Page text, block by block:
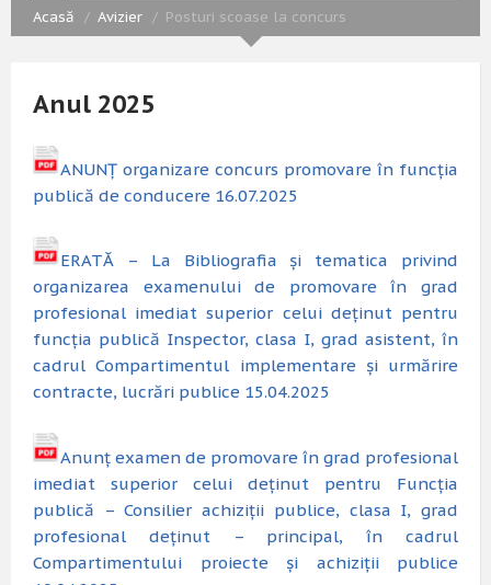
Acasă Avizier Posturi scoase la concurs
Anul 2025
ANUNȚ organizare concurs promovare în funcția
publică de conducere 16.07.2025
ERATĂ – La Bibliografia și tematica privind
organizarea examenului de promovare în grad
profesional imediat superior celui deținut pentru
funcția publică Inspector, clasa I, grad asistent, în
cadrul Compartimentul implementare și urmărire
contracte, lucrări publice 15.04.2025
Anunț examen de promovare în grad profesional
imediat superior celui deținut pentru Funcția
publică – Consilier achiziții publice, clasa I, grad
profesional deținut – principal, în cadrul
Compartimentului proiecte și achiziții publice